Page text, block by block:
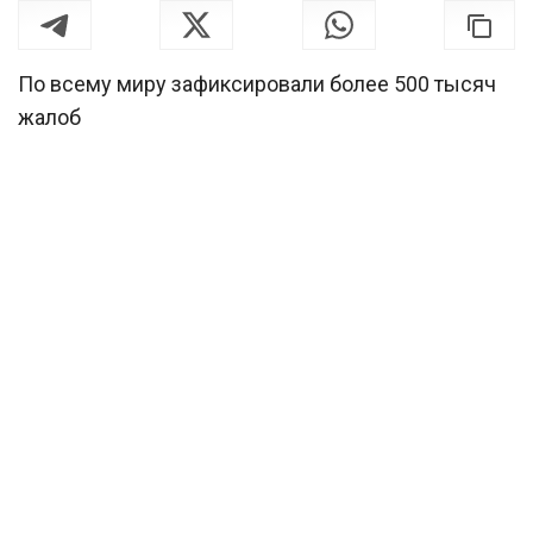
По всему миру зафиксировали более 500 тысяч
жалоб